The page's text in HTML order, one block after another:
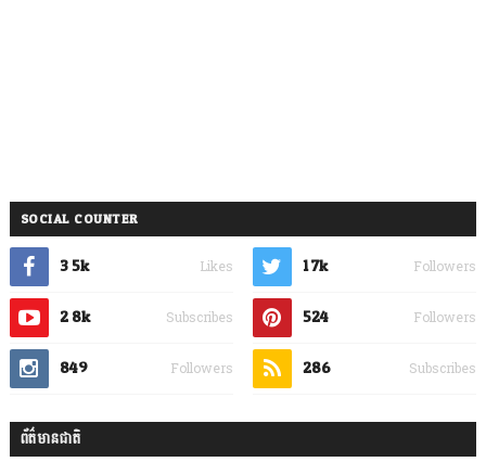
SOCIAL COUNTER
3.5k Likes 1.7k Followers
2.8k Subscribes 524 Followers
849 Followers 286 Subscribes
ព័ត៌មានជាតិ